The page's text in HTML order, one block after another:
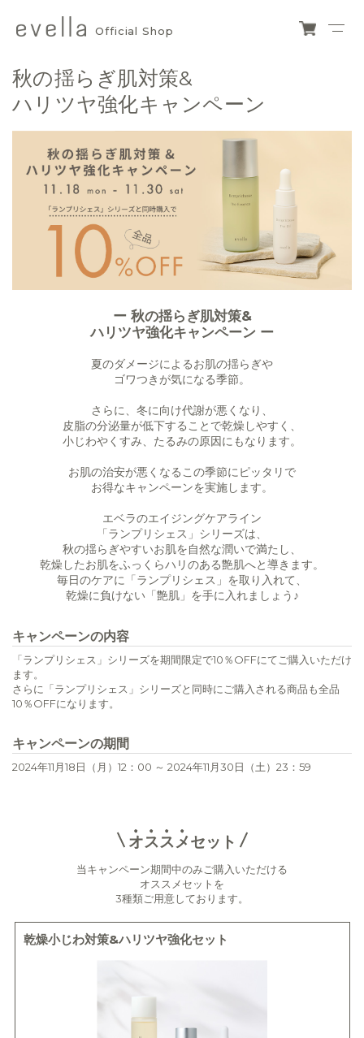
official
shop
Official Shop
秋の揺らぎ肌対策&
ハリツヤ強化キャンペーン
ー 秋の揺らぎ肌対策&
ハリツヤ強化キャンペーン ー
夏のダメージによるお肌の揺らぎや
ゴワつきが気になる季節。
さらに、冬に向け代謝が悪くなり、
皮脂の分泌量が低下することで乾燥しやすく、
小じわやくすみ、たるみの原因にもなります。
お肌の治安が悪くなるこの季節にピッタリで
お得なキャンペーンを実施します。
エベラのエイジングケアライン
「ランプリシェス」シリーズは、
秋の揺らぎやすいお肌を自然な潤いで満たし、
乾燥したお肌をふっくらハリのある艶肌へと導きます。
毎日のケアに「ランプリシェス」を取り入れて、
乾燥に負けない「艶肌」を手に入れましょう♪
キャンペーンの内容
「ランプリシェス」シリーズを期間限定で10％OFFにてご購入いただけ
ます。
さらに「ランプリシェス」シリーズと同時にご購入される商品も全品
10％OFFになります。
キャンペーンの期間
2024年11月18日（月）12：00 ～ 2024年11月30日（土）23：59
オススメセット
当キャンペーン期間中のみご購入いただける
オススメセットを
3種類ご用意しております。
乾燥小じわ対策&ハリツヤ強化セット